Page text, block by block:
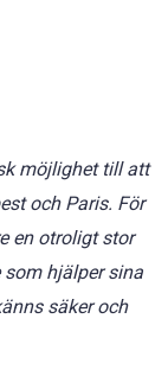
möjlighet till att
och Paris. För
en otroligt stor
hjälper sina
säker och